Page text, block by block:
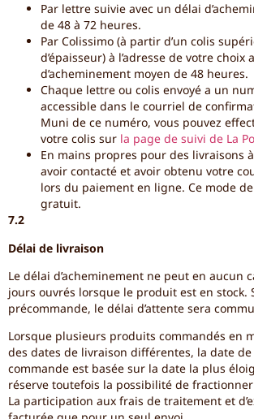
Par lettre suivie avec un délai
de 48 à 72 heures.
Par Colissimo (à partir d’un colis
d’épaisseur) à l’adresse de votre choix
d’acheminement moyen de 48 heures.
Chaque lettre ou colis envoyé a un
accessible dans le courriel de
Muni de ce numéro, vous pouvez
votre colis sur la page de suivi de La
En mains propres pour des livraisons
avoir contacté et avoir obtenu votre
lors du paiement en ligne. Ce mode
gratuit.
7.2
Délai de livraison
Le délai d’acheminement ne peut en aucun
jours ouvrés lorsque le produit est en stock.
précommande, le délai d’attente sera
Lorsque plusieurs produits commandés en
des dates de livraison différentes, la date
commande est basée sur la date la plus
réserve toutefois la possibilité de
La participation aux frais de traitement et